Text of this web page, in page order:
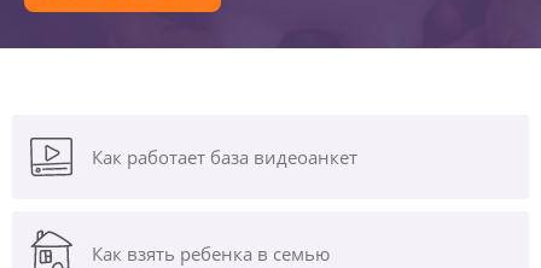
Как работает база видеоанкет
Как взять ребенка в семью